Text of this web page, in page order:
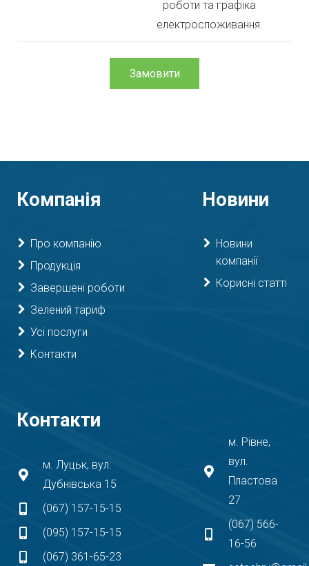
роботи та графіка
електроспоживання.
Замовити
Компанія
Про компанію
Продукція
Завершені роботи
Зелений тариф
Усі послуги
Контакти
Новини
Новини
компанії
Корисні статті
Контакти
м. Луцьк, вул.
Дубнівська 15
(067) 157-15-15
(095) 157-15-15
(067) 361-65-23
м. Рівне,
вул.
Пластова
27
(067) 566-
16-56